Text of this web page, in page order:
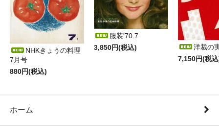
NHKきょうの料理
7月号
880円(税込)
服装'70.7
3,850円(税込)
洋裁の
7,150円(税
ホーム